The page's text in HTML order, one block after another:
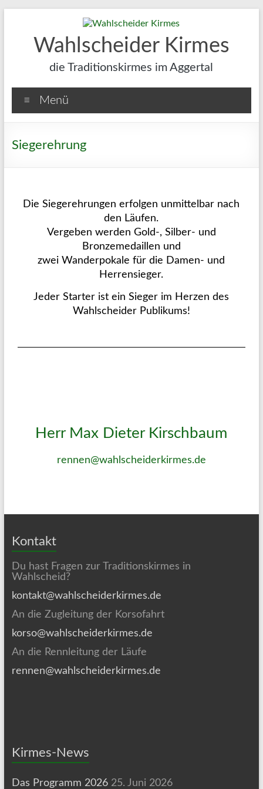
Wahlscheider Kirmes
die Traditionskirmes im Aggertal
Menü
Siegerehrung
Die Siegerehrungen erfolgen unmittelbar nach
den Läufen.
Vergeben werden Gold-, Silber- und
Bronzemedaillen und
zwei Wanderpokale für die Damen- und
Herrensieger.
Jeder Starter ist ein Sieger im Herzen des
Wahlscheider Publikums!
Herr Max Dieter Kirschbaum
rennen@wahlscheiderkirmes.de
Kontakt
Du hast Fragen zur Traditionskirmes in
Wahlscheid?
kontakt@wahlscheiderkirmes.de
An die Zugleitung der Korsofahrt
korso@wahlscheiderkirmes.de
An die Rennleitung der Läufe
rennen@wahlscheiderkirmes.de
Kirmes-News
Das Programm 2026 25. Juni 2026